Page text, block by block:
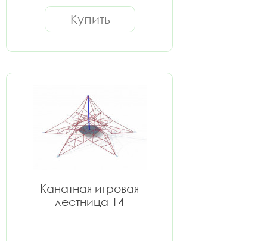
Купить
Канатная игровая
лестница 14